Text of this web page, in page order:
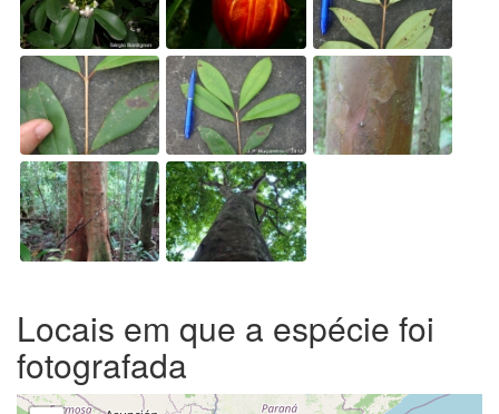
Locais em que a espécie foi
fotografada